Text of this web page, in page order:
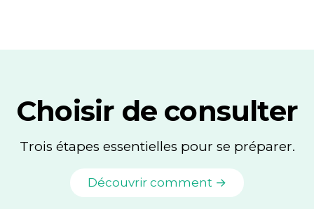
Choisir de consulter
Trois étapes essentielles pour se préparer.
Découvrir comment →